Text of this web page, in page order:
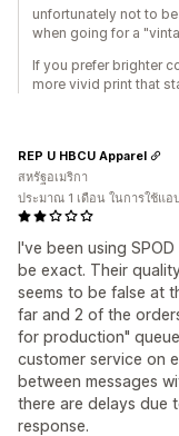
unfortunately not to
when going for a
If you prefer brighter
more vivid print that
I've been using
be exact. Their
seems to be false at
far and 2 of the
for production"
customer service on
between messages
there are delays due
response.
REP U HBCU Apparel
สหรัฐอเมริกา
ประมาณ 1 เดือน ในการใช้แอป